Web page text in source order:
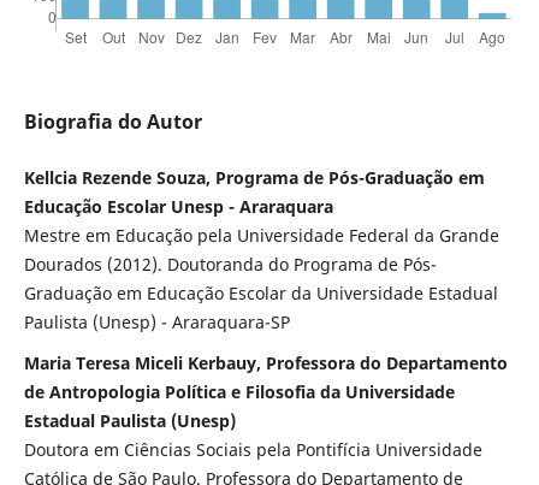
Biografia do Autor
Kellcia Rezende Souza, Programa de Pós-Graduação em
Educação Escolar Unesp - Araraquara
Mestre em Educação pela Universidade Federal da Grande
Dourados (2012). Doutoranda do Programa de Pós-
Graduação em Educação Escolar da Universidade Estadual
Paulista (Unesp) - Araraquara-SP
Maria Teresa Miceli Kerbauy, Professora do Departamento
de Antropologia Política e Filosofia da Universidade
Estadual Paulista (Unesp)
Doutora em Ciências Sociais pela Pontifícia Universidade
Católica de São Paulo. Professora do Departamento de